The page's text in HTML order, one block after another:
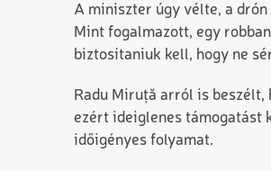
A miniszter úgy vélte, a
Mint fogalmazott, egy
biztosítaniuk kell, hogy ne
Radu Miruță arról is
ezért ideiglenes támogatást
időigényes folyamat.